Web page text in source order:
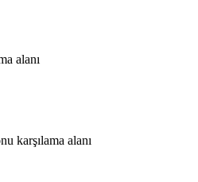
alanı
karşılama alanı